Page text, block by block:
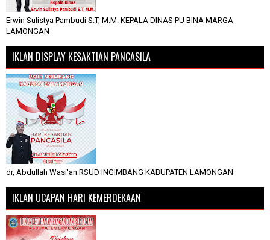
Erwin Sulistya Pambudi S.T, M.M. KEPALA DINAS PU BINA MARGA
LAMONGAN
IKLAN DISPLAY KESAKTIAN PANCASILA
dr, Abdullah Wasi'an RSUD INGIMBANG KABUPATEN LAMONGAN
IKLAN UCAPAN HARI KEMERDEKAAN